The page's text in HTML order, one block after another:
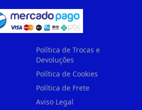
Política de Trocas e
Devoluções
Política de Cookies
Política de Frete
Aviso Legal